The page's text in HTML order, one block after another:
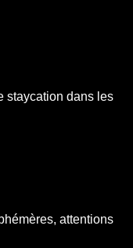
staycation dans les
attentions